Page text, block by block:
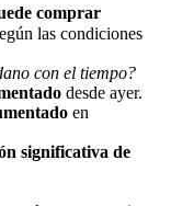
comprar
las condiciones
con el tiempo?
desde ayer.
en
significativa de